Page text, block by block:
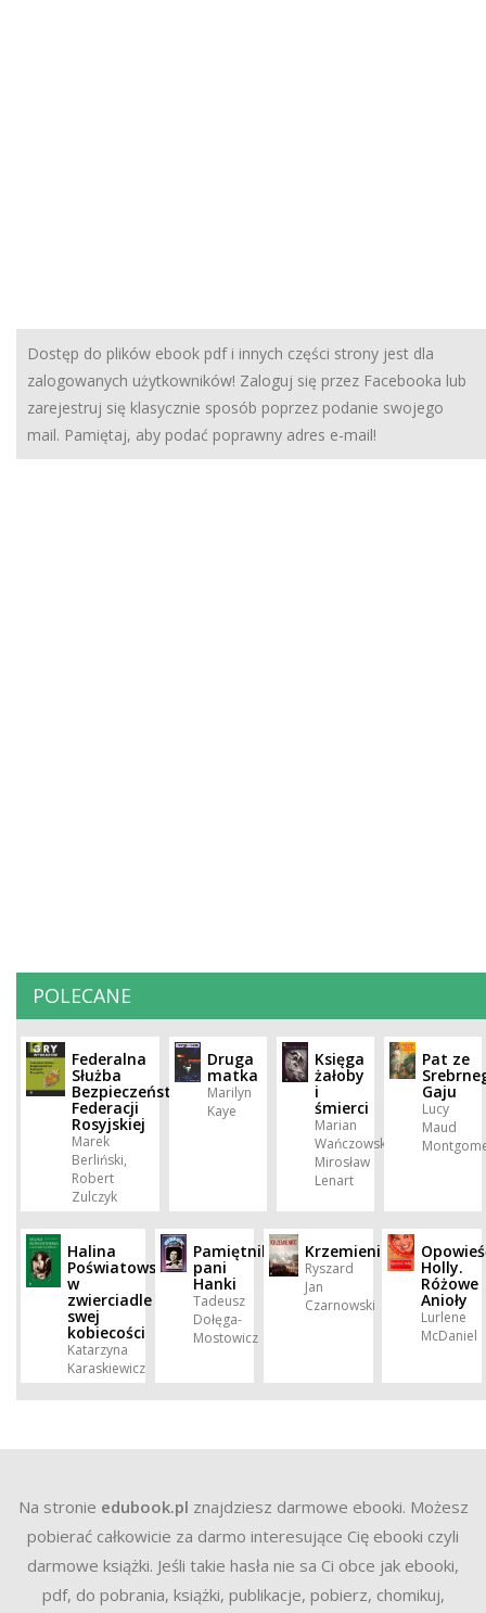
Dostęp do plików ebook pdf i innych części strony jest dla
zalogowanych użytkowników! Zaloguj się przez Facebooka lub
zarejestruj się klasycznie sposób poprzez podanie swojego
mail. Pamiętaj, aby podać poprawny adres e-mail!
POLECANE
Federalna
Służba
Bezpieczeństwa
Federacji
Rosyjskiej
Marek
Berliński,
Robert
Zulczyk
Druga
matka
Marilyn
Kaye
Księga
żałoby
i
śmierci
Marian
Wańczowski,
Mirosław
Lenart
Pat ze
Gaju
Lucy
Maud
Halina
Poświatowska
w
zwierciadle
swej
kobiecości
Katarzyna
Karaskiewicz
Pamiętnik
pani
Hanki
Tadeusz
Dołęga-
Mostowicz
Krzemieniec
Ryszard
Jan
Czarnowski
Holly.
Różowe
Anioły
Lurlene
McDaniel
Na stronie edubook.pl znajdziesz darmowe ebooki. Możesz
pobierać całkowicie za darmo interesujące Cię ebooki czyli
darmowe książki. Jeśli takie hasła nie sa Ci obce jak ebooki,
pdf, do pobrania, książki, publikacje, pobierz, chomikuj,